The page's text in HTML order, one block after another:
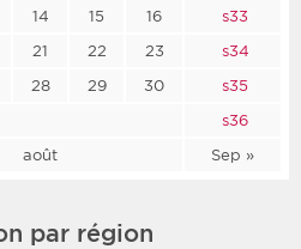
août Sep »
14 15 16
s33
21 22 23
s34
28 29 30
s35
s36
par région